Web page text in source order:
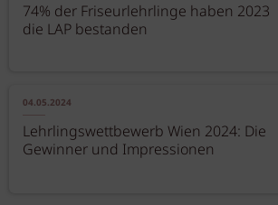
74% der Friseurlehrlinge haben 2023
die LAP bestanden
04.05.2024
Lehrlingswettbewerb Wien 2024: Die
Gewinner und Impressionen